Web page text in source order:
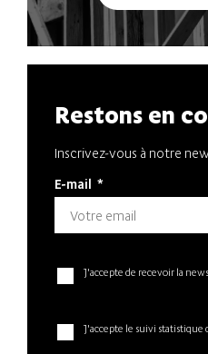
Restons en
Inscrivez-vous à notre
E-mail *
J'accepte de recevoir la
J'accepte le suivi statistique